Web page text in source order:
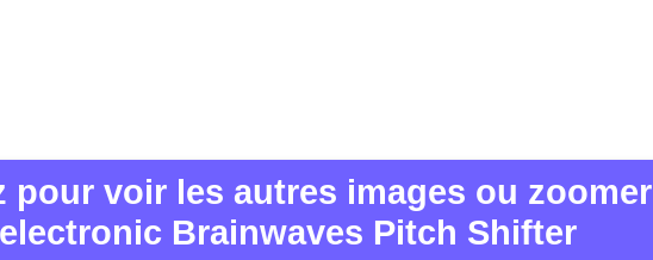
pour voir les autres images ou zoomer
Brainwaves Pitch Shifter